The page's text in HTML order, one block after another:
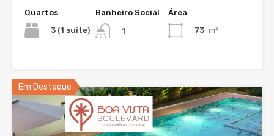
Quartos
3 (1 suíte)
Banheiro Social
1
Área
73 m²
Em Destaque